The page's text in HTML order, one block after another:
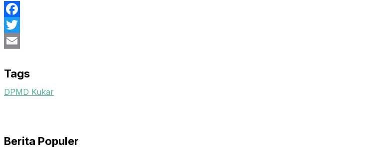
Facebook
Twitter
Tags
DPMD Kukar
Berita Populer